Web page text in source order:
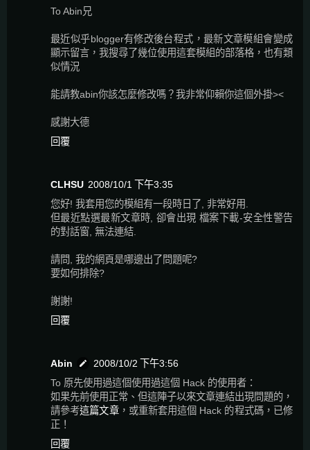
To Abin兄
最近似乎blogger有修改後台程式，最新文章模組會變成
顯示留言，我搜尋了幾位使用這套模組的部落格，也有類
似情況
能請教abin你該怎麼修改嗎？我非常仰賴你這個外掛><
感謝大德
回覆
CLHSU 2008/10/1 下午3:35
您好! 我套用您的模組有一段時日了, 非常好用.
但最近點選最新文章時, 卻會出現 檔案下載-安全性警告
的對話窗, 無法連結.
請問, 我的網頁是哪邊出了問題呢?
要如何排除?
謝謝!
回覆
Abin
2008/10/2 下午3:56
To 原先使用過這個使用過這個 Hack 的使用者：
如果先前使用正常、但這陣子以來文章連結出現問題的，
請參考這篇文章，或重新套用這個 Hack 的程式碼，已修
正！
回覆